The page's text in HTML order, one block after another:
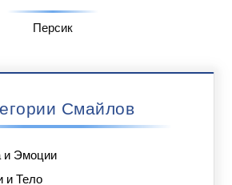
Персик
Смайлов
и Эмоции
и Тело